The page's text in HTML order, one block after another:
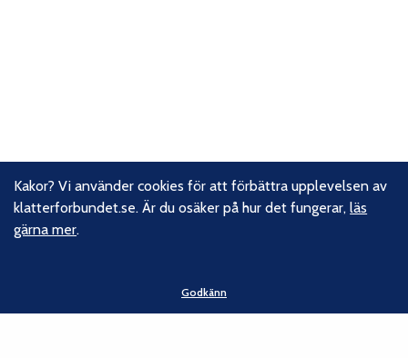
Kakor? Vi använder cookies för att förbättra upplevelsen av
klatterforbundet.se. Är du osäker på hur det fungerar,läs
gärna mer.
Godkänn